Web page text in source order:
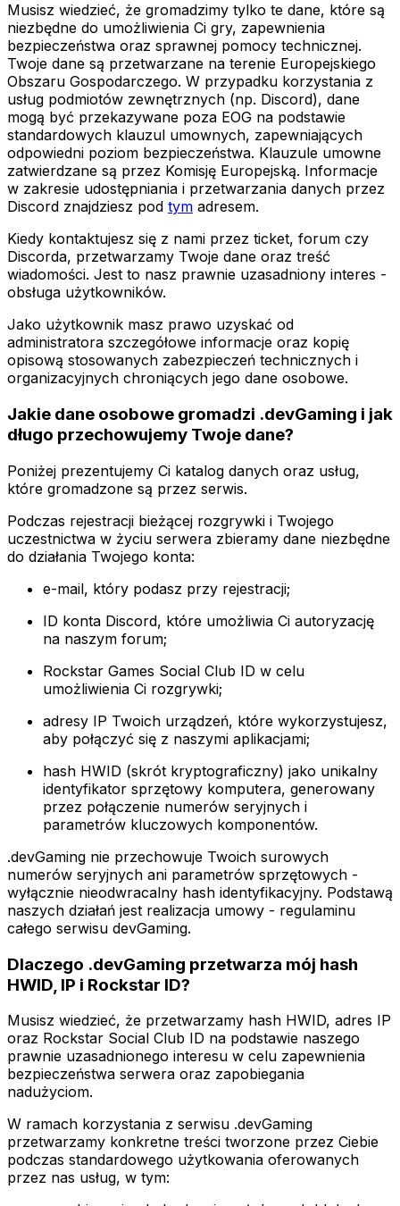
Musisz wiedzieć, że gromadzimy tylko te dane, które są
niezbędne do umożliwienia Ci gry, zapewnienia
bezpieczeństwa oraz sprawnej pomocy technicznej.
Twoje dane są przetwarzane na terenie Europejskiego
Obszaru Gospodarczego. W przypadku korzystania z
usług podmiotów zewnętrznych (np. Discord), dane
mogą być przekazywane poza EOG na podstawie
standardowych klauzul umownych, zapewniających
odpowiedni poziom bezpieczeństwa. Klauzule umowne
zatwierdzane są przez Komisję Europejską. Informacje
w zakresie udostępniania i przetwarzania danych przez
Discord znajdziesz pod tym adresem.
Kiedy kontaktujesz się z nami przez ticket, forum czy
Discorda, przetwarzamy Twoje dane oraz treść
wiadomości. Jest to nasz prawnie uzasadniony interes -
obsługa użytkowników.
Jako użytkownik masz prawo uzyskać od
administratora szczegółowe informacje oraz kopię
opisową stosowanych zabezpieczeń technicznych i
organizacyjnych chroniących jego dane osobowe.
Jakie dane osobowe gromadzi .devGaming i jak
długo przechowujemy Twoje dane?
Poniżej prezentujemy Ci katalog danych oraz usług,
które gromadzone są przez serwis.
Podczas rejestracji bieżącej rozgrywki i Twojego
uczestnictwa w życiu serwera zbieramy dane niezbędne
do działania Twojego konta:
e-mail, który podasz przy rejestracji;
ID konta Discord, które umożliwia Ci autoryzację
na naszym forum;
Rockstar Games Social Club ID w celu
umożliwienia Ci rozgrywki;
adresy IP Twoich urządzeń, które wykorzystujesz,
aby połączyć się z naszymi aplikacjami;
hash HWID (skrót kryptograficzny) jako unikalny
identyfikator sprzętowy komputera, generowany
przez połączenie numerów seryjnych i
parametrów kluczowych komponentów.
.devGaming nie przechowuje Twoich surowych
numerów seryjnych ani parametrów sprzętowych -
wyłącznie nieodwracalny hash identyfikacyjny. Podstawą
naszych działań jest realizacja umowy - regulaminu
całego serwisu devGaming.
Dlaczego .devGaming przetwarza mój hash
HWID, IP i Rockstar ID?
Musisz wiedzieć, że przetwarzamy hash HWID, adres IP
oraz Rockstar Social Club ID na podstawie naszego
prawnie uzasadnionego interesu w celu zapewnienia
bezpieczeństwa serwera oraz zapobiegania
nadużyciom.
W ramach korzystania z serwisu .devGaming
przetwarzamy konkretne treści tworzone przez Ciebie
podczas standardowego użytkowania oferowanych
przez nas usług, w tym: